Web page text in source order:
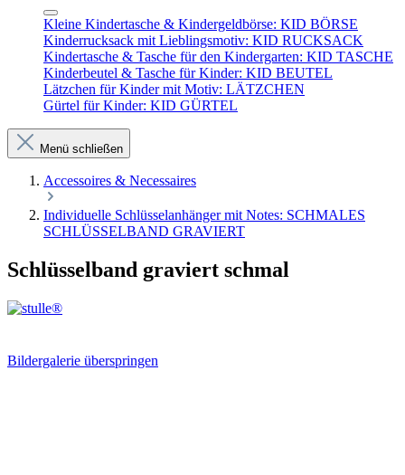
Kleine Kindertasche & Kindergeldbörse: KID BÖRSE
Kinderrucksack mit Lieblingsmotiv: KID RUCKSACK
Kindertasche & Tasche für den Kindergarten: KID TASCHE
Kinderbeutel & Tasche für Kinder: KID BEUTEL
Lätzchen für Kinder mit Motiv: LÄTZCHEN
Gürtel für Kinder: KID GÜRTEL
Menü schließen
Accessoires & Necessaires
Individuelle Schlüsselanhänger mit Notes: SCHMALES
SCHLÜSSELBAND GRAVIERT
Schlüsselband graviert schmal
Bildergalerie überspringen